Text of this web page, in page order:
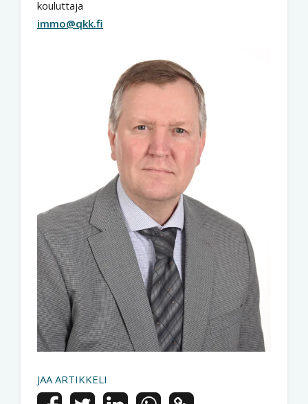
kouluttaja
immo@qkk.fi
JAA ARTIKKELI